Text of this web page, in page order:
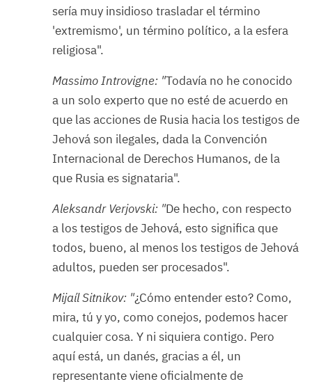
sería muy insidioso trasladar el término
'extremismo', un término político, a la esfera
religiosa".
Massimo Introvigne: "Todavía no he conocido
a un solo experto que no esté de acuerdo en
que las acciones de Rusia hacia los testigos de
Jehová son ilegales, dada la Convención
Internacional de Derechos Humanos, de la
que Rusia es signataria".
Aleksandr Verjovski: "De hecho, con respecto
a los testigos de Jehová, esto significa que
todos, bueno, al menos los testigos de Jehová
adultos, pueden ser procesados".
Mijaíl Sitnikov: "¿Cómo entender esto? Como,
mira, tú y yo, como conejos, podemos hacer
cualquier cosa. Y ni siquiera contigo. Pero
aquí está, un danés, gracias a él, un
representante viene oficialmente de